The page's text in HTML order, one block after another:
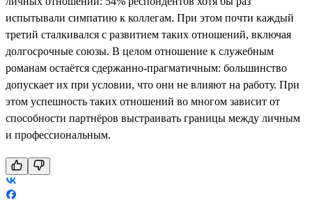
испытывали симпатию к коллегам. При этом почти каждый
третий сталкивался с развитием таких отношений, включая
долгосрочные союзы. В целом отношение к служебным
романам остаётся сдержанно-прагматичным: большинство
допускает их при условии, что они не влияют на работу. При
этом успешность таких отношений во многом зависит от
способности партнёров выстраивать границы между личным
и профессиональным.